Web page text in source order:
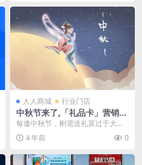
人人商城 行业门店
中秋节来了,「礼品卡」营销商
城小程序开发，礼品卡批量制
作
每逢中秋节，刚需送礼莫过于大闸
蟹，所以很多人计划在节前买现货
送礼，这不仅导致个别...
4 年前 0